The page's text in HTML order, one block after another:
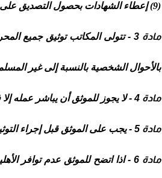
(9) إعطاء الشهادات بحصول التصديق على التوقيعات أو اثبات التاريخ فى المحررات العرفية.
مادة 3 - تتولى المكاتب توثيق جميع
بالأحوال الشخصية بالنسبة إلى غير
مادة 4 - لا يجوز للموثق أن يباشر عمله
مادة 5 - يجب على الموثق قبل إجراء
مادة 6 - اذا اتضح للموثق عدم توافر